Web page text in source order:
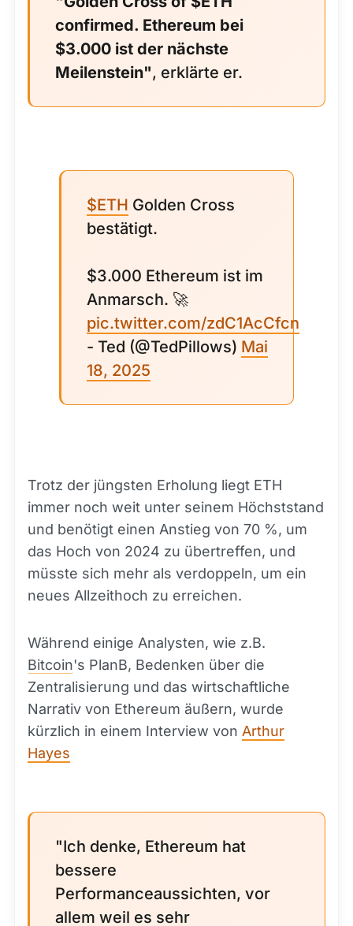
confirmed. Ethereum bei
$3.000 ist der nächste
Meilenstein", erklärte er.
$ETH Golden Cross
bestätigt.
$3.000 Ethereum ist im
Anmarsch. 🚀
pic.twitter.com/zdC1AcCfcn
- Ted (@TedPillows) Mai
18, 2025
Trotz der jüngsten Erholung liegt ETH
immer noch weit unter seinem Höchststand
und benötigt einen Anstieg von 70 %, um
das Hoch von 2024 zu übertreffen, und
müsste sich mehr als verdoppeln, um ein
neues Allzeithoch zu erreichen.
Während einige Analysten, wie z.B.
Bitcoin's PlanB, Bedenken über die
Zentralisierung und das wirtschaftliche
Narrativ von Ethereum äußern, wurde
kürzlich in einem Interview von Arthur
Hayes
"Ich denke, Ethereum hat
bessere
Performanceaussichten, vor
allem weil es sehr